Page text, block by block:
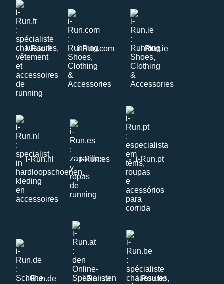
i-Run.fr i-Run.com i-Run.ie
i-Run.nl i-Run.es i-Run.pt
i-Run.de i-Run.at i-Run.be